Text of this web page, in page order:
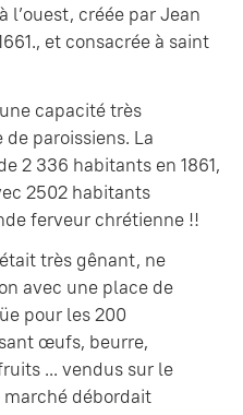
l’ouest, créée par Jean
et consacrée à saint
capacité très
paroissiens. La
2 336 habitants en 1861,
2502 habitants
ferveur chrétienne !!
très gênant, ne
avec une place de
pour les 200
œufs, beurre,
... vendus sur le
débordait